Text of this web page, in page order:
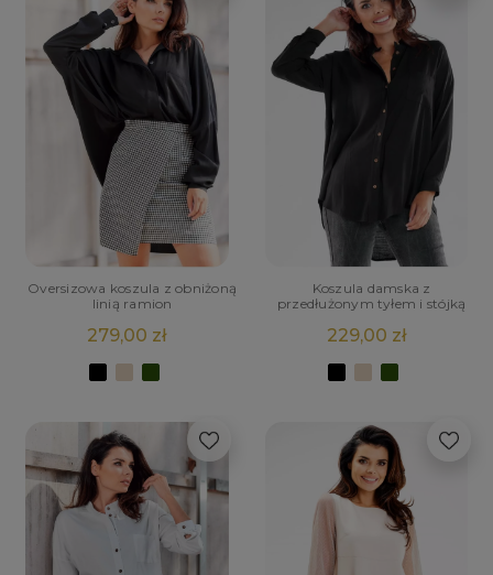
Oversizowa koszula z obniżoną
linią ramion
279,00 zł
Koszula damska z
przedłużonym tyłem i stójką
229,00 zł